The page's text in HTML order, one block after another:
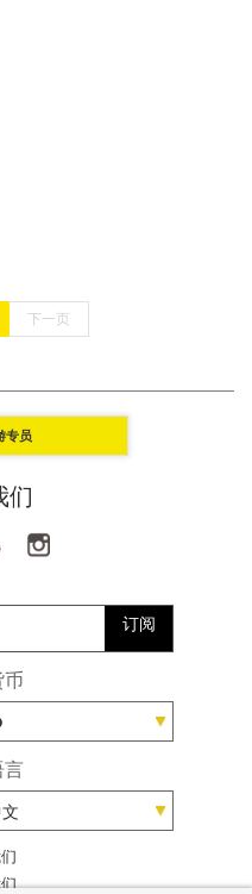
下一页
专员
们
订阅
言